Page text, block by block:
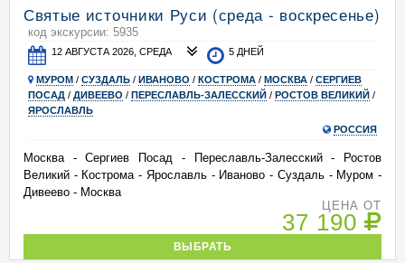
Святые источники Руси (среда - воскресенье)
код экскурсии: 5935
12 АВГУСТА 2026, СРЕДА 5 ДНЕЙ
МУРОМ / СУЗДАЛЬ / ИВАНОВО / КОСТРОМА / МОСКВА / СЕРГИЕВ
ПОСАД / ДИВЕЕВО / ПЕРЕСЛАВЛЬ-ЗАЛЕССКИЙ / РОСТОВ ВЕЛИКИЙ /
ЯРОСЛАВЛЬ
РОССИЯ
Москва - Сергиев Посад - Переславль-Залесский - Ростов
Великий - Кострома - Ярославль - Иваново - Суздаль - Муром -
Дивеево - Москва
ЦЕНА ОТ
37 190
ВЫБРАТЬ